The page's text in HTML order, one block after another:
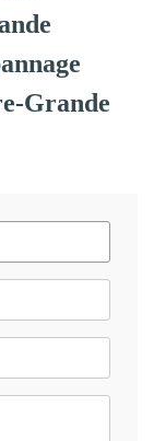
Grande